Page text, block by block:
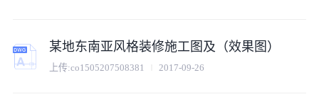
某地东南亚风格装修施工图及（效果图）
上传:co1505207508381 2017-09-26